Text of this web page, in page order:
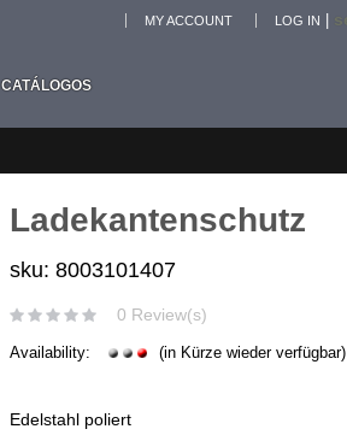
MY ACCOUNT LOG IN
CATÁLOGOS
Ladekantenschutz
sku: 8003101407
0 Review(s)
Availability: (in Kürze wieder verfügbar)
Edelstahl poliert